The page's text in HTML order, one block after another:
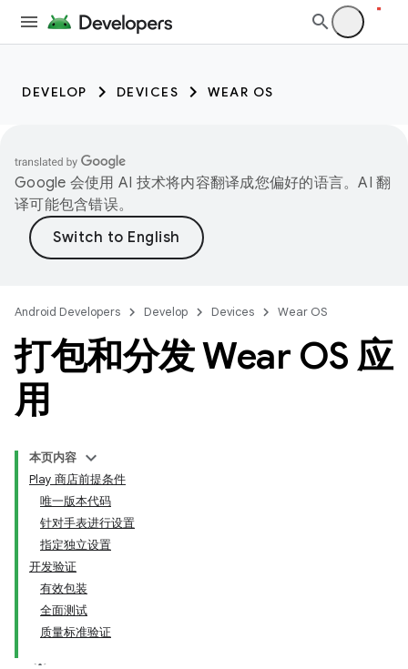
DEVELOP DEVICES WEAR OS
Google 会使用 AI 技术将内容翻译成您偏好的语言。AI 翻
译可能包含错误。
Android Developers Develop Devices Wear OS
打包和分发 Wear OS 应
用
本页内容
Play 商店前提条件
唯一版本代码
针对手表进行设置
指定独立设置
开发验证
有效包装
全面测试
质量标准验证